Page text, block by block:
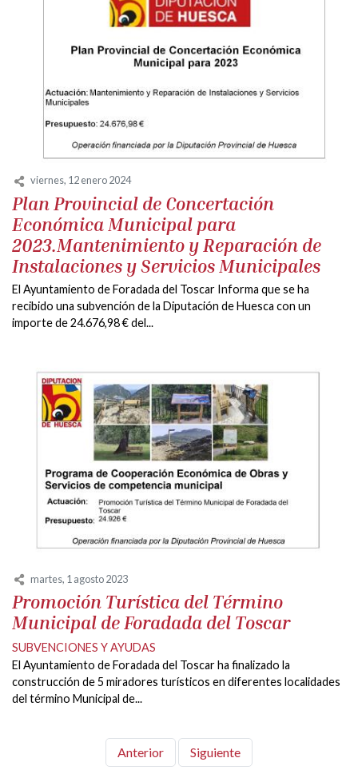
viernes, 12 enero 2024
Plan Provincial de Concertación
Económica Municipal para
2023.Mantenimiento y Reparación de
Instalaciones y Servicios Municipales
El Ayuntamiento de Foradada del Toscar Informa que se ha
recibido una subvención de la Diputación de Huesca con un
importe de 24.676,98 € del...
martes, 1 agosto 2023
Promoción Turística del Término
Municipal de Foradada del Toscar
SUBVENCIONES Y AYUDAS
El Ayuntamiento de Foradada del Toscar ha finalizado la
construcción de 5 miradores turísticos en diferentes localidades
del término Municipal de...
Anterior Siguiente